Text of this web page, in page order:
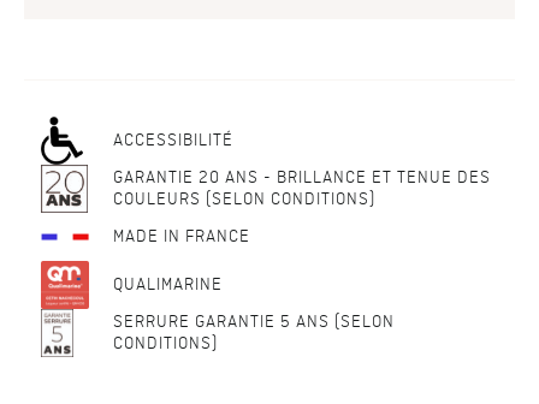
ACCESSIBILITÉ
GARANTIE 20 ANS - BRILLANCE ET TENUE DES
COULEURS (SELON CONDITIONS)
MADE IN FRANCE
QUALIMARINE
SERRURE GARANTIE 5 ANS (SELON
CONDITIONS)